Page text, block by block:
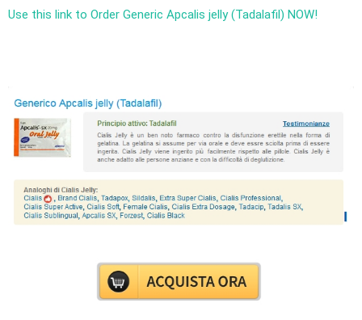
Use this link to Order Generic Apcalis jelly (Tadalafil) NOW!